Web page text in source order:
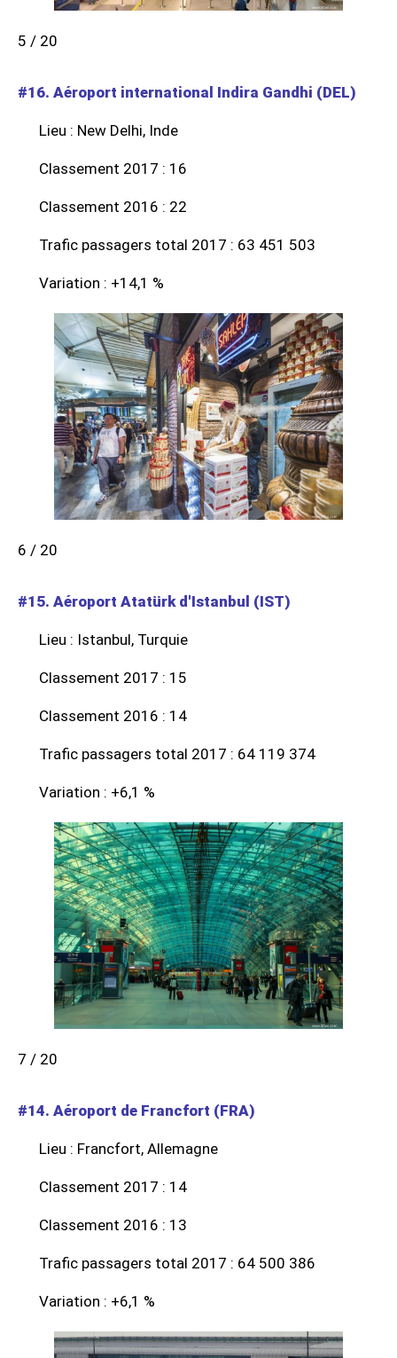
5 / 20
#16. Aéroport international Indira Gandhi (DEL)
Lieu : New Delhi, Inde
Classement 2017 : 16
Classement 2016 : 22
Trafic passagers total 2017 : 63 451 503
Variation : +14,1 %
6 / 20
#15. Aéroport Atatürk d'Istanbul (IST)
Lieu : Istanbul, Turquie
Classement 2017 : 15
Classement 2016 : 14
Trafic passagers total 2017 : 64 119 374
Variation : +6,1 %
7 / 20
#14. Aéroport de Francfort (FRA)
Lieu : Francfort, Allemagne
Classement 2017 : 14
Classement 2016 : 13
Trafic passagers total 2017 : 64 500 386
Variation : +6,1 %